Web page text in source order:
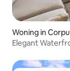
Woning in
Elegant